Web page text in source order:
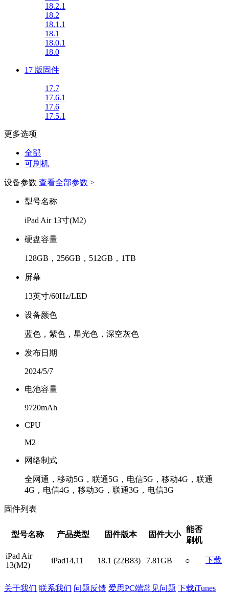
18.2.1
18.2
18.1.1
18.1
18.0.1
18.0
17 版固件
17.7
17.6.1
17.6
17.5.1
更多选项
全部
可刷机
设备参数 查看全部参数 >
型号名称
iPad Air 13寸(M2)
硬盘容量
128GB，256GB，512GB，1TB
屏幕
13英寸/60Hz/LED
设备颜色
蓝色，紫色，星光色，深空灰色
发布日期
2024/5/7
电池容量
9720mAh
CPU
M2
网络制式
全网通，移动5G，联通5G，电信5G，移动4G，联通
4G，电信4G，移动3G，联通3G，电信3G
固件列表
型号名称 产品类型 固件版本 固件大小
能否
刷机
iPad Air
13(M2)
iPad14,11 18.1 (22B83) 7.81GB ○ 下载
关于我们 联系我们 问题反馈 爱思PC端常见问题 下载iTunes